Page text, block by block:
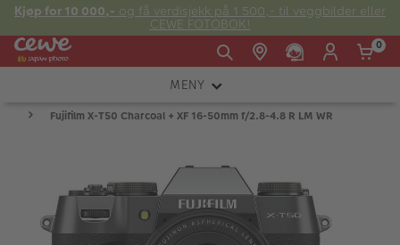
Kjøp for 10 000,- og få verdisjekk på 1 500,- til veggbilder eller
CEWE FOTOBOK!
Fre:
20:00
Søndag: 20:00
E-post:
kundeservice@japanphoto.no
0
MENY
KAMERA
FOTOTILBEHØR
LYS OG STUDIO
Fujifilm X-T50 Charcoal + XF 16-50mm f/2.8-4.8 R LM WR